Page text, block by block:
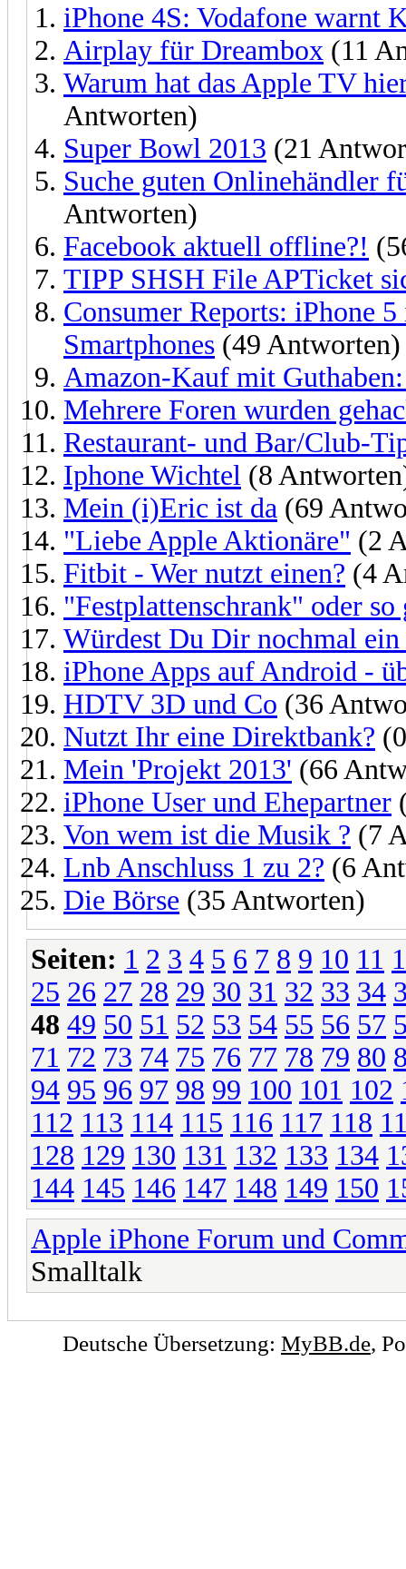
iPhone 4S: Vodafone warnt
Airplay für Dreambox (11
Warum hat das Apple TV
Antworten)
Super Bowl 2013 (21
Suche guten Onlinehändler
Antworten)
Facebook aktuell offline?!
TIPP SHSH File APTicket
Consumer Reports: iPhone
Smartphones (49 Antworten)
Amazon-Kauf mit
Mehrere Foren wurden
Restaurant- und Bar/Club-
Iphone Wichtel (8
Mein (i)Eric ist da (69
"Liebe Apple Aktionäre" (2
Fitbit - Wer nutzt einen? (4
"Festplattenschrank" oder so
Würdest Du Dir nochmal ein
iPhone Apps auf Android -
HDTV 3D und Co (36
Nutzt Ihr eine Direktbank?
Mein 'Projekt 2013' (66
iPhone User und Ehepartner
Von wem ist die Musik ? (7
Lnb Anschluss 1 zu 2? (6
Die Börse (35 Antworten)
Seiten: 1 2 3 4 5 6 7 8 9 10 11
25 26 27 28 29 30 31 32 33 34
48 49 50 51 52 53 54 55 56 57
71 72 73 74 75 76 77 78 79 80
94 95 96 97 98 99 100 101 102
112 113 114 115 116 117 118
128 129 130 131 132 133 134
144 145 146 147 148 149 150
Apple iPhone Forum und
Smalltalk
Deutsche Übersetzung: MyBB.de,